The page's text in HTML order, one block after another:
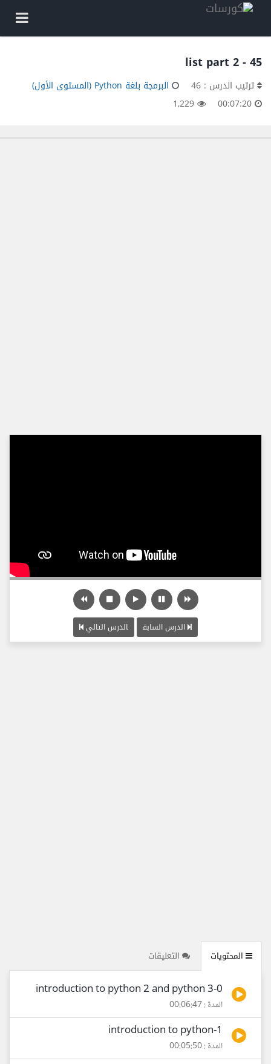
45 - list part 2
ترتيب الدرس : 46
البرمجة بلغة Python (المستوى الأول)
الدرس السابق الدرس التالي
المحتويات التعليقات
0-introduction to python 2 and python 3
المدة : 00:06:47
1-introduction to python
المدة : 00:05:50